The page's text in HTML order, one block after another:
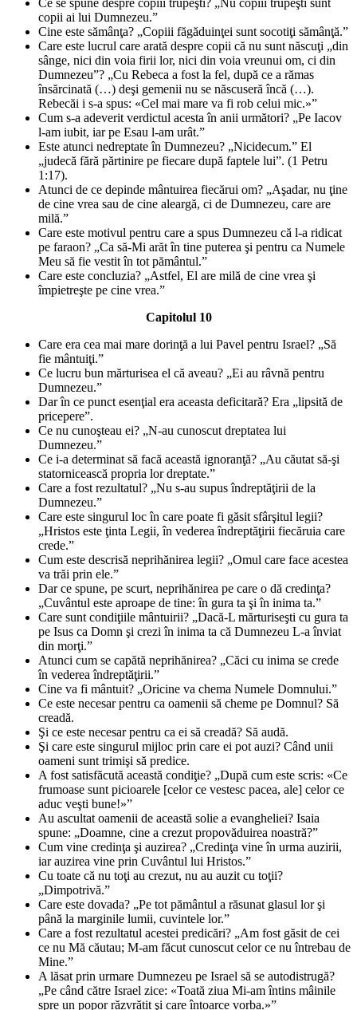
Ce se spune despre copiii trupeşti? „Nu copiii trupeşti sunt
copii ai lui Dumnezeu.”
Cine este sămânţa? „Copiii făgăduinţei sunt socotiţi sămânţă.”
Care este lucrul care arată despre copii că nu sunt născuţi „din
sânge, nici din voia firii lor, nici din voia vreunui om, ci din
Dumnezeu”? „Cu Rebeca a fost la fel, după ce a rămas
însărcinată (…) deşi gemenii nu se născuseră încă (…).
Rebecăi i s-a spus: «Cel mai mare va fi rob celui mic.»”
Cum s-a adeverit verdictul acesta în anii următori? „Pe Iacov
l-am iubit, iar pe Esau l-am urât.”
Este atunci nedreptate în Dumnezeu? „Nicidecum.” El
„judecă fără părtinire pe fiecare după faptele lui”. (1 Petru
1:17).
Atunci de ce depinde mântuirea fiecărui om? „Aşadar, nu ţine
de cine vrea sau de cine aleargă, ci de Dumnezeu, care are
milă.”
Care este motivul pentru care a spus Dumnezeu că l-a ridicat
pe faraon? „Ca să-Mi arăt în tine puterea şi pentru ca Numele
Meu să fie vestit în tot pământul.”
Care este concluzia? „Astfel, El are milă de cine vrea şi
împietreşte pe cine vrea.”
Capitolul 10
Care era cea mai mare dorinţă a lui Pavel pentru Israel? „Să
fie mântuiţi.”
Ce lucru bun mărturisea el că aveau? „Ei au râvnă pentru
Dumnezeu.”
Dar în ce punct esenţial era aceasta deficitară? Era „lipsită de
pricepere”.
Ce nu cunoşteau ei? „N-au cunoscut dreptatea lui
Dumnezeu.”
Ce i-a determinat să facă această ignoranţă? „Au căutat să-şi
statornicească propria lor dreptate.”
Care a fost rezultatul? „Nu s-au supus îndreptăţirii de la
Dumnezeu.”
Care este singurul loc în care poate fi găsit sfârşitul legii?
„Hristos este ţinta Legii, în vederea îndreptăţirii fiecăruia care
crede.”
Cum este descrisă neprihănirea legii? „Omul care face acestea
va trăi prin ele.”
Dar ce spune, pe scurt, neprihănirea pe care o dă credinţa?
„Cuvântul este aproape de tine: în gura ta şi în inima ta.”
Care sunt condiţiile mântuirii? „Dacă-L mărturiseşti cu gura ta
pe Isus ca Domn şi crezi în inima ta că Dumnezeu L-a înviat
din morţi.”
Atunci cum se capătă neprihănirea? „Căci cu inima se crede
în vederea îndreptăţirii.”
Cine va fi mântuit? „Oricine va chema Numele Domnului.”
Ce este necesar pentru ca oamenii să cheme pe Domnul? Să
creadă.
Şi ce este necesar pentru ca ei să creadă? Să audă.
Şi care este singurul mijloc prin care ei pot auzi? Când unii
oameni sunt trimişi să predice.
A fost satisfăcută această condiţie? „După cum este scris: «Ce
frumoase sunt picioarele [celor ce vestesc pacea, ale] celor ce
aduc veşti bune!»”
Au ascultat oamenii de această solie a evangheliei? Isaia
spune: „Doamne, cine a crezut propovăduirea noastră?”
Cum vine credinţa şi auzirea? „Credinţa vine în urma auzirii,
iar auzirea vine prin Cuvântul lui Hristos.”
Cu toate că nu toţi au crezut, nu au auzit cu toţii?
„Dimpotrivă.”
Care este dovada? „Pe tot pământul a răsunat glasul lor şi
până la marginile lumii, cuvintele lor.”
Care a fost rezultatul acestei predicări? „Am fost găsit de cei
ce nu Mă căutau; M-am făcut cunoscut celor ce nu întrebau de
Mine.”
A lăsat prin urmare Dumnezeu pe Israel să se autodistrugă?
„Pe când către Israel zice: «Toată ziua Mi-am întins mâinile
spre un popor răzvrătit şi care întoarce vorba.»”